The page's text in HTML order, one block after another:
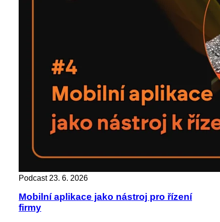
Podcast 23. 6. 2026
Mobilní aplikace jako nástroj pro řízení
firmy